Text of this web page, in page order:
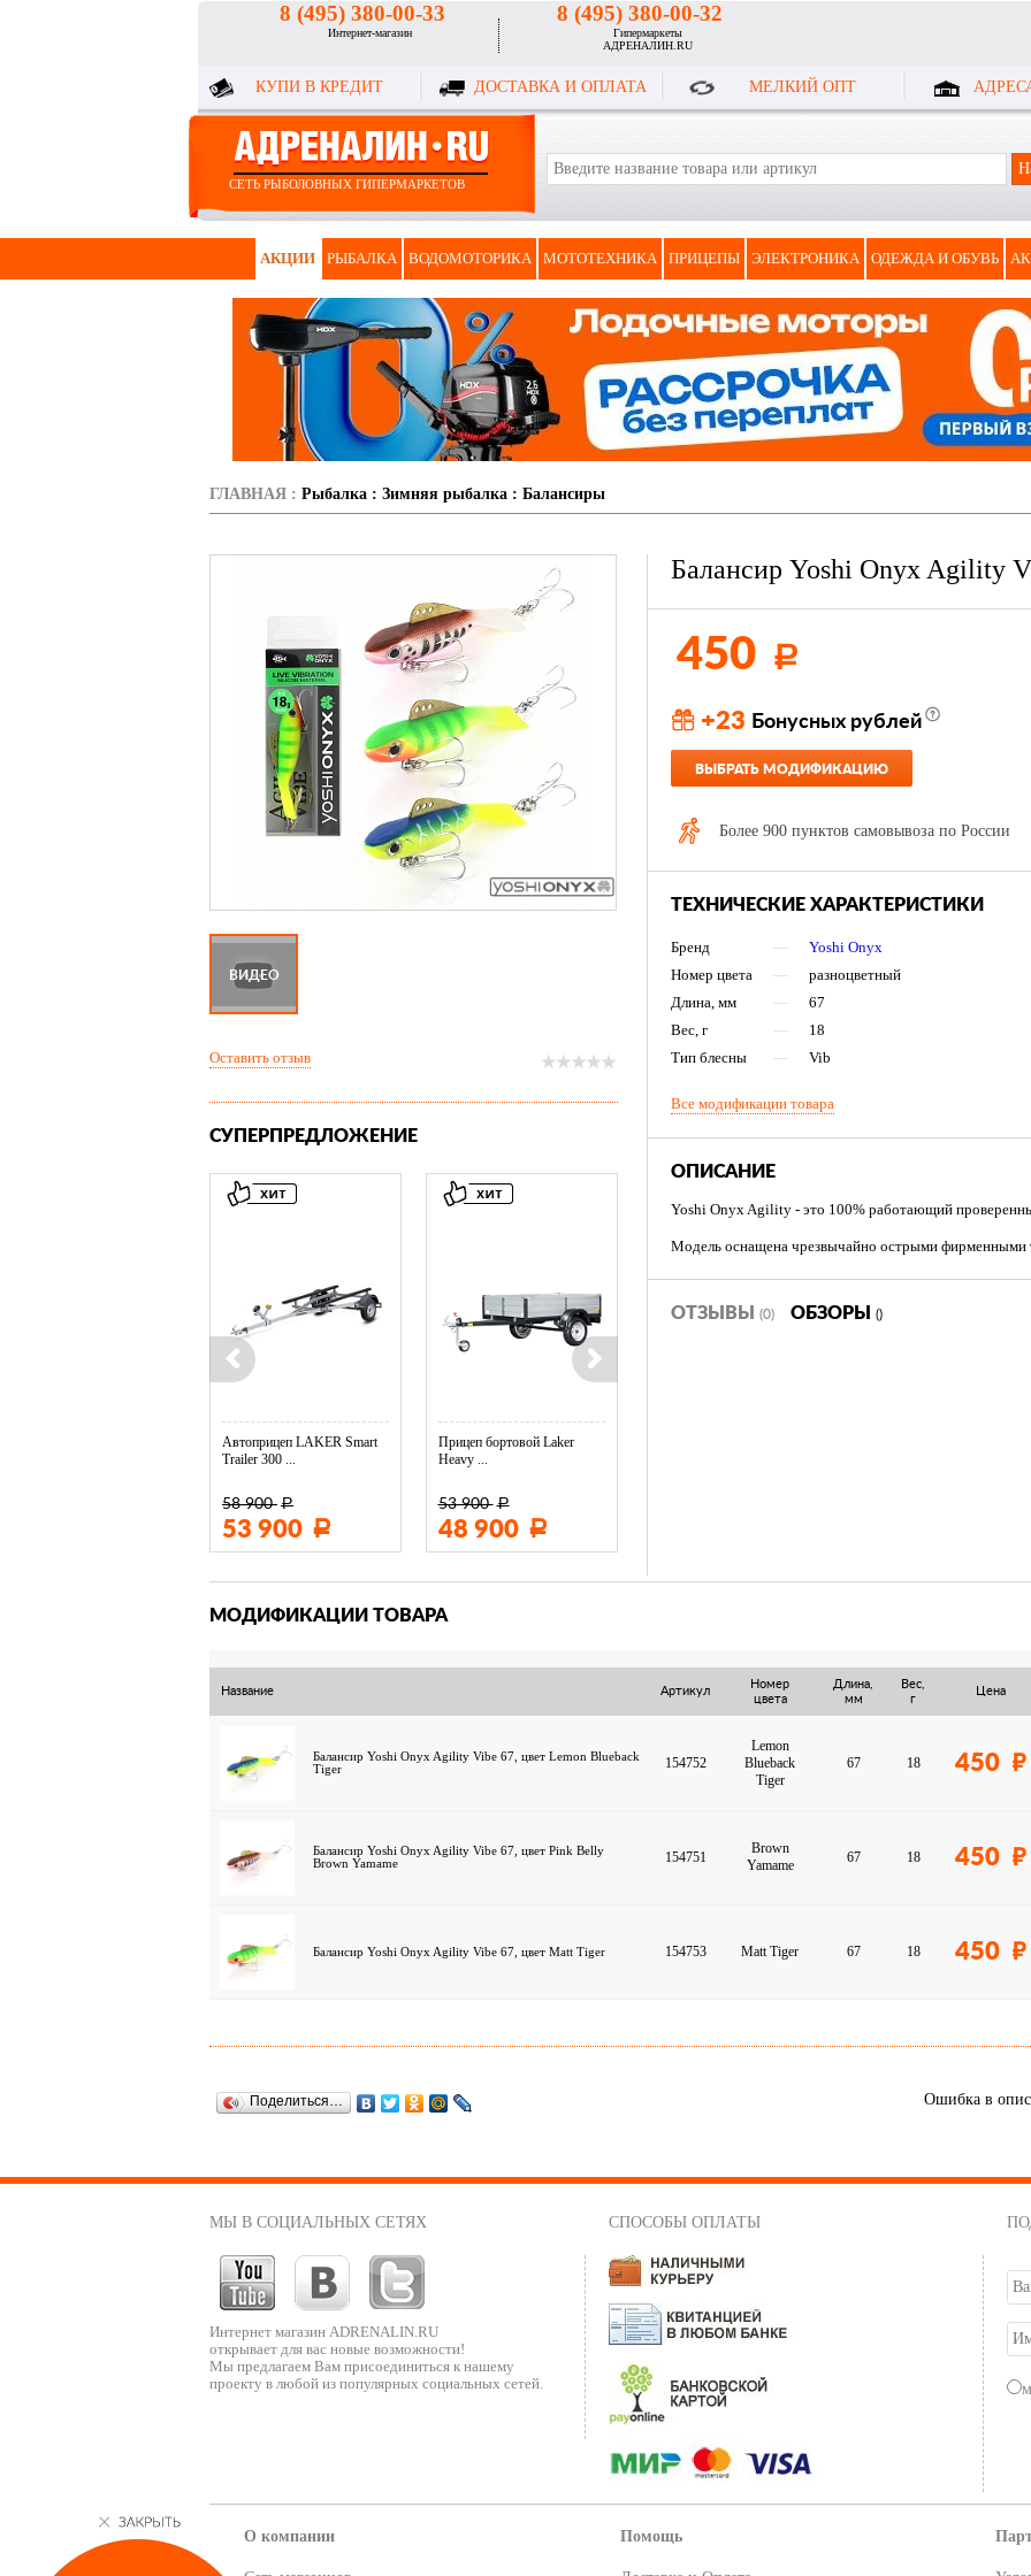
8 (495) 380-00-33
Интернет-магазин
8 (495) 380-00-32
Гипермаркеты
АДРЕНАЛИН.RU
КУПИ В КРЕДИТ ДОСТАВКА И ОПЛАТА МЕЛКИЙ ОПТ
СЕТЬ РЫБОЛОВНЫХ ГИПЕРМАРКЕТОВ
АКЦИИ РЫБАЛКА ВОДОМОТОРИКА МОТОТЕХНИКА ПРИЦЕПЫ ЭЛЕКТРОНИКА ОДЕЖДА И ОБУВЬ
ГЛАВНАЯ : Рыбалка : Зимняя рыбалка : Балансиры
Балансир Yoshi Onyx Agility
450 Р
+23 Бонусных рублей
ВЫБРАТЬ МОДИФИКАЦИЮ
Более 900 пунктов самовывоза по России
ТЕХНИЧЕСКИЕ ХАРАКТЕРИСТИКИ
Бренд —
Yoshi Onyx
Номер цвета
—
разноцветный
Длина, мм
—
67
Вес, г
—
18
Тип блесны
— Vib
Все модификации товара
ОПИСАНИЕ
Yoshi Onyx Agility - это 100% работающий
Модель оснащена чрезвычайно острыми фирменными
ОТЗЫВЫ (0) ОБЗОРЫ ()
ВИДЕО
Оставить отзыв
СУПЕРПРЕДЛОЖЕНИЕ
Автоприцеп LAKER Smart
Trailer 300 ...
58 900 Р
53 900 Р
Прицеп бортовой Laker
Heavy ...
53 900 Р
48 900 Р
МОДИФИКАЦИИ ТОВАРА
Название Артикул
Номер
цвета
Длина,
мм
Вес,
г
Цена
Балансир Yoshi Onyx Agility Vibe 67, цвет Lemon Blueback
Tiger
154752
Lemon
Blueback
Tiger
67 18 450
Балансир Yoshi Onyx Agility Vibe 67, цвет Pink Belly
Brown Yamame
154751
Brown
Yamame
67 18 450
Балансир Yoshi Onyx Agility Vibe 67, цвет Matt Tiger 154753 Matt Tiger 67 18 450
Ошибка в
Поделиться…
МЫ В СОЦИАЛЬНЫХ СЕТЯХ
Интернет магазин ADRENALIN.RU
открывает для вас новые возможности!
Мы предлагаем Вам присоединиться к нашему
проекту в любой из популярных социальных сетей.
СПОСОБЫ ОПЛАТЫ
О компании Помощь